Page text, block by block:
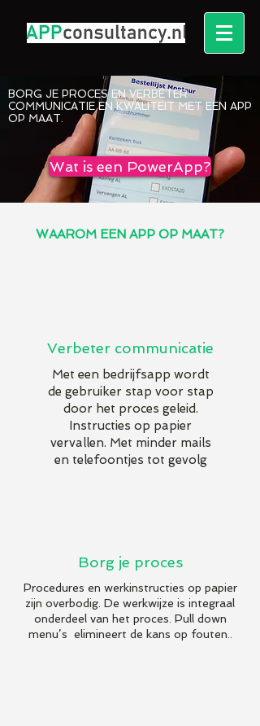
BORG JE PROCES EN VERBETER
COMMUNICATIE EN KWALITEIT MET EEN APP
OP MAAT.
Wat is een PowerApp?
WAAROM EEN APP OP MAAT?
Verbeter communicatie
Met een bedrijfsapp wordt
de gebruiker stap voor stap
door het proces geleid.
Instructies op papier
vervallen. Met minder mails
en telefoontjes tot gevolg
Borg je proces
Procedures en werkinstructies op papier
zijn overbodig. De werkwijze is integraal
onderdeel van het proces. Pull down
menu’s elimineert de kans op fouten..